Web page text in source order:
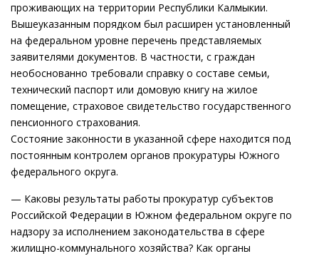
проживающих на территории Республики Калмыкии.
Вышеуказанным порядком был расширен установленный
на федеральном уровне перечень представляемых
заявителями документов. В частности, с граждан
необоснованно требовали справку о составе семьи,
технический паспорт или домовую книгу на жилое
помещение, страховое свидетельство государственного
пенсионного страхования.
Состояние законности в указанной сфере находится под
постоянным контролем органов прокуратуры Южного
федерального округа.
— Каковы результаты работы прокуратур субъектов
Российской Федерации в Южном федеральном округе по
надзору за исполнением законодательства в сфере
жилищно-коммунального хозяйства? Как органы